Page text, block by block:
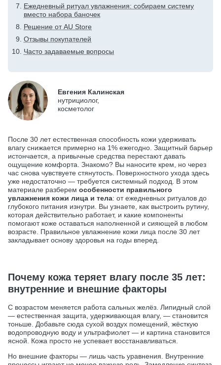
Ежедневный ритуал увлажнения: собираем систему
вместо набора баночек
Решение от AU Store
Отзывы покупателей
Часто задаваемые вопросы
Евгения Калинская
нутрициолог,
косметолог
После 30 лет естественная способность кожи удерживать
влагу снижается примерно на 1% ежегодно. Защитный барьер
истончается, а привычные средства перестают давать
ощущение комфорта. Знакомо? Вы наносите крем, но через
час снова чувствуете стянутость. Поверхностного ухода здесь
уже недостаточно — требуется системный подход. В этом
материале разберем особенности правильного
увлажнения кожи лица и тела: от ежедневных ритуалов до
глубокого питания изнутри. Вы узнаете, как выстроить рутину,
которая действительно работает, и какие компоненты
помогают коже оставаться наполненной и сияющей в любом
возрасте. Правильное увлажнение кожи лица после 30 лет
закладывает основу здоровья на годы вперед.
Почему кожа теряет влагу после 35 лет:
внутренние и внешние факторы
С возрастом меняется работа сальных желёз. Липидный слой
— естественная защита, удерживающая влагу, — становится
тоньше. Добавьте сюда сухой воздух помещений, жёсткую
водопроводную воду и ультрафиолет — и картина становится
ясной. Кожа просто не успевает восстанавливаться.
Но внешние факторы — лишь часть уравнения. Внутренние